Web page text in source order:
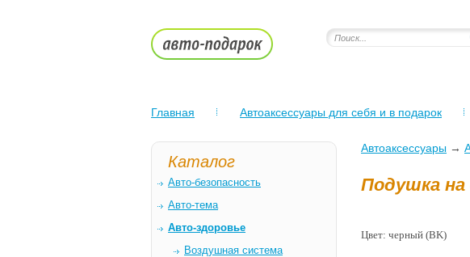
Главная Автоаксессуары для себя и в подарок
Каталог
Авто-безопасность
Авто-тема
Авто-здоровье
Воздушная система
Автоаксессуары →
Подушка на
Цвет: черный (BK)